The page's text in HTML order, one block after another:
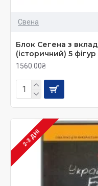
Свена
Блок Сегена з
(історичний) 5 фігур
1560.00₴
2-3 ДНІ